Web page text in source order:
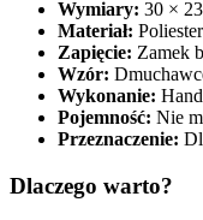
Wymiary: 30 ×
Materiał:
Zapięcie: Zamek
Wzór:
Wykonanie:
Pojemność: Nie
Przeznaczenie:
Dlaczego warto?